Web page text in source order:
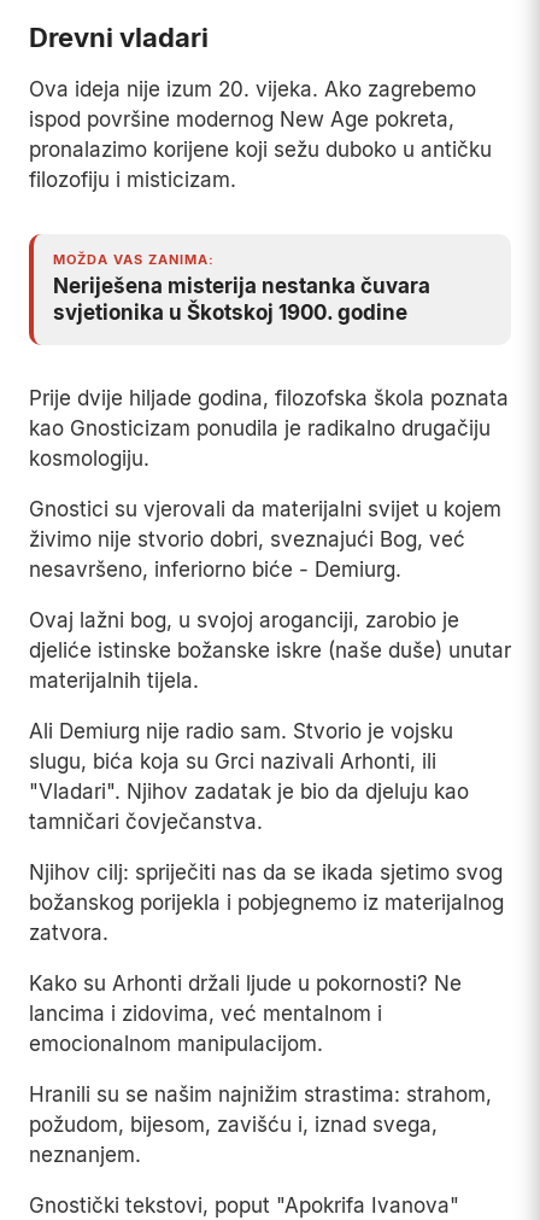
Drevni vladari
Ova ideja nije izum 20. vijeka. Ako zagrebemo
ispod površine modernog New Age pokreta,
pronalazimo korijene koji sežu duboko u antičku
filozofiju i misticizam.
MOŽDA VAS ZANIMA:
Neriješena misterija nestanka čuvara
svjetionika u Škotskoj 1900. godine
Prije dvije hiljade godina, filozofska škola poznata
kao Gnosticizam ponudila je radikalno drugačiju
kosmologiju.
Gnostici su vjerovali da materijalni svijet u kojem
živimo nije stvorio dobri, sveznajući Bog, već
nesavršeno, inferiorno biće - Demiurg.
Ovaj lažni bog, u svojoj aroganciji, zarobio je
djeliće istinske božanske iskre (naše duše) unutar
materijalnih tijela.
Ali Demiurg nije radio sam. Stvorio je vojsku
slugu, bića koja su Grci nazivali Arhonti, ili
"Vladari". Njihov zadatak je bio da djeluju kao
tamničari čovječanstva.
Njihov cilj: spriječiti nas da se ikada sjetimo svog
božanskog porijekla i pobjegnemo iz materijalnog
zatvora.
Kako su Arhonti držali ljude u pokornosti? Ne
lancima i zidovima, već mentalnom i
emocionalnom manipulacijom.
Hranili su se našim najnižim strastima: strahom,
požudom, bijesom, zavišću i, iznad svega,
neznanjem.
Gnostički tekstovi, poput "Apokrifa Ivanova"